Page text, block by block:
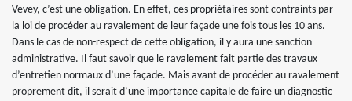
Vevey, c’est une obligation. En effet, ces propriétaires sont contraints par
la loi de procéder au ravalement de leur façade une fois tous les 10 ans.
Dans le cas de non-respect de cette obligation, il y aura une sanction
administrative. Il faut savoir que le ravalement fait partie des travaux
d’entretien normaux d’une façade. Mais avant de procéder au ravalement
proprement dit, il serait d’une importance capitale de faire un diagnostic